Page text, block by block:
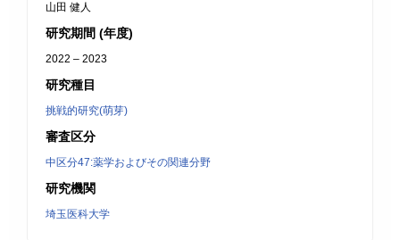
山田 健人
研究期間 (年度)
2022 – 2023
研究種目
挑戦的研究(萌芽)
審査区分
中区分47:薬学およびその関連分野
研究機関
埼玉医科大学